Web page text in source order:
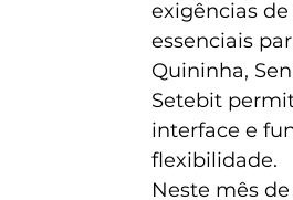
exigências
essenciais
Quininha,
Setebit
interface e
flexibilidade.
Neste mês